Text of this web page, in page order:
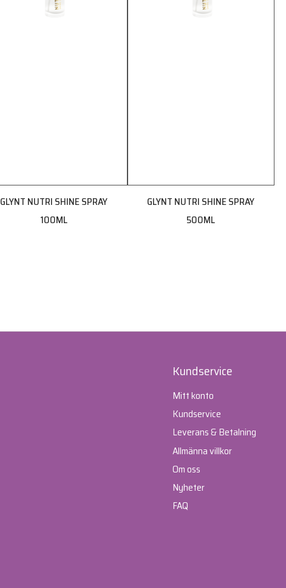
GLYNT NUTRI SHINE SPRAY
100ML
GLYNT NUTRI SHINE SPRAY
500ML
Kundservice
Mitt konto
Kundservice
Leverans & Betalning
Allmänna villkor
Om oss
Nyheter
FAQ